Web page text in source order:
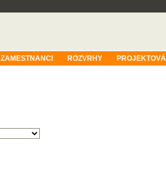
ZAMESTNANCI ROZVRHY